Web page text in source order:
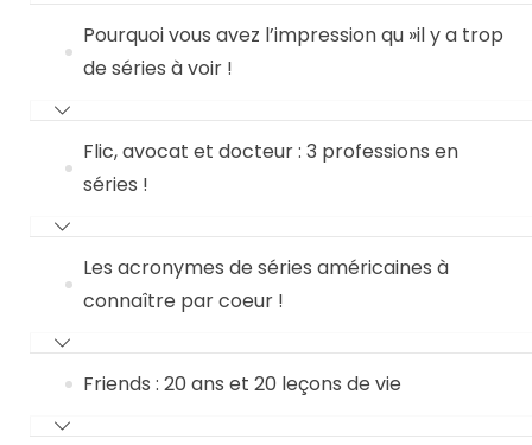
Pourquoi vous avez l’impression qu »il y a trop
de séries à voir !
Flic, avocat et docteur : 3 professions en
séries !
Les acronymes de séries américaines à
connaître par coeur !
Friends : 20 ans et 20 leçons de vie